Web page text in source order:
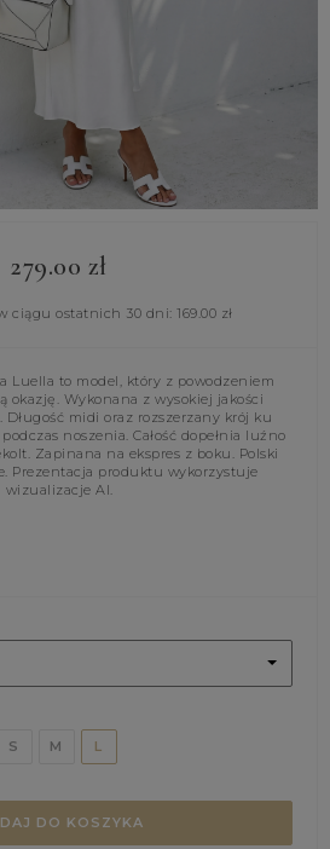
279.00 zł
ciągu ostatnich 30 dni: 169.00 zł
Luella to model, który z powodzeniem
okazję. Wykonana z wysokiej jakości
Długość midi oraz rozszerzany krój ku
noszenia. Całość dopełnia luźno
Zapinana na ekspres z boku. Polski
Prezentacja produktu wykorzystuje
wizualizacje AI.
S
M L
DO KOSZYKA